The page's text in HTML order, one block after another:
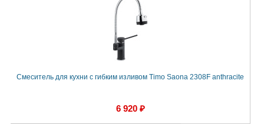
Смеситель для кухни с гибким изливом Timo Saona 2308F anthracite
6 920 ₽